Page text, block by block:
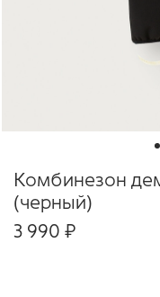
Комбинезон
(черный)
3 990 ₽